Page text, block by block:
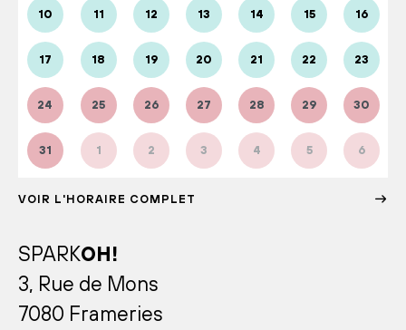
10 11 12 13 14 15 16
17 18 19 20 21 22 23
24 25 26 27 28 29 30
31 1 2 3 4 5 6
VOIR L'HORAIRE COMPLET
SPARKOH!
3, Rue de Mons
7080 Frameries